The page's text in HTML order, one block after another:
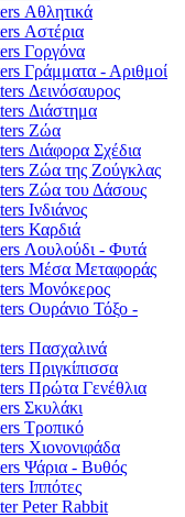
Αθλητικά
Αστέρια
Γοργόνα
Γράμματα - Αριθμοί
Δεινόσαυρος
Διάστημα
Ζώα
Διάφορα Σχέδια
Ζώα της Ζούγκλας
Ζώα του Δάσους
Ινδιάνος
Καρδιά
Λουλούδι - Φυτά
Μέσα Μεταφοράς
Μονόκερος
Ουράνιο Τόξο -
Πασχαλινά
Πριγκίπισσα
Πρώτα Γενέθλια
Σκυλάκι
Τροπικό
Χιονονιφάδα
Ψάρια - Βυθός
Ιππότες
Peter Rabbit